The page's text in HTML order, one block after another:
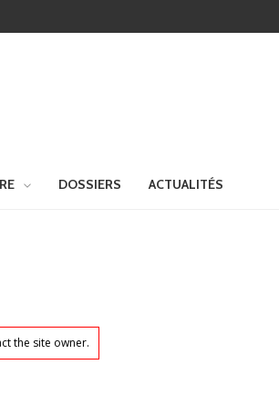
DOSSIERS ACTUALITÉS
the site owner.